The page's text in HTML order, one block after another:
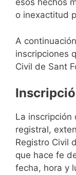
esos hechos
o inexactitud
A
inscripciones
Civil de Sant
La inscripción
registral,
Registro Civil
que hace fe
fecha, hora y